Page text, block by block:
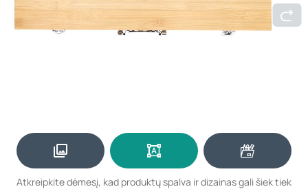
Atkreipkite dėmesį, kad produktų spalva ir dizainas gali šiek tiek